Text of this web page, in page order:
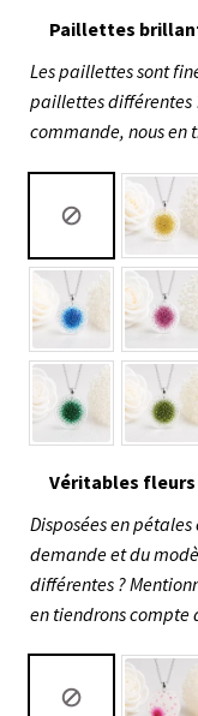
Paillettes
Les paillettes sont
paillettes différentes
commande, nous en
Véritables fleurs
Disposées en
demande et du
différentes ?
en tiendrons compte